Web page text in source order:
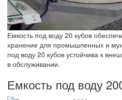
Емкость под воду 20 кубов
хранение для промышленных и
под воду 20 кубов устойчива к
в обслуживании.
Емкость под воду